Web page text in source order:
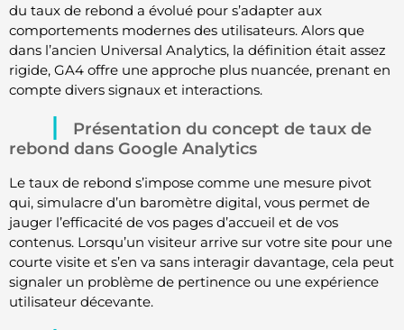
du taux de rebond a évolué pour s’adapter aux
comportements modernes des utilisateurs. Alors que
dans l’ancien Universal Analytics, la définition était assez
rigide, GA4 offre une approche plus nuancée, prenant en
compte divers signaux et interactions.
Présentation du concept de taux de
rebond dans Google Analytics
Le taux de rebond s’impose comme une mesure pivot
qui, simulacre d’un baromètre digital, vous permet de
jauger l’efficacité de vos pages d’accueil et de vos
contenus. Lorsqu’un visiteur arrive sur votre site pour une
courte visite et s’en va sans interagir davantage, cela peut
signaler un problème de pertinence ou une expérience
utilisateur décevante.